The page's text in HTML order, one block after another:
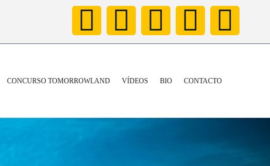
CONCURSO TOMORROWLAND VÍDEOS BIO CONTACTO